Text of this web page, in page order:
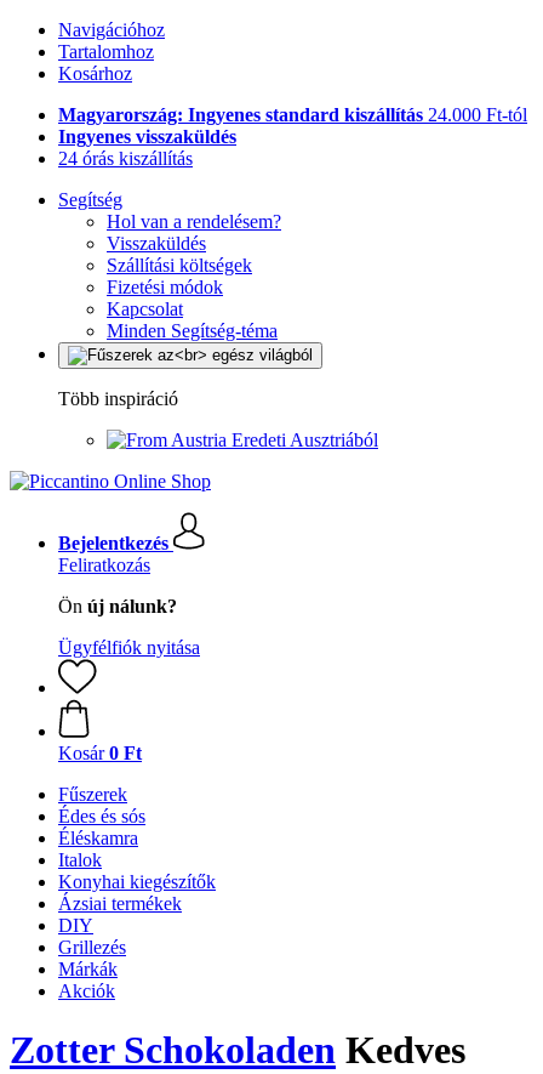
Navigációhoz
Tartalomhoz
Kosárhoz
Magyarország: Ingyenes standard kiszállítás 24.000 Ft-tól
Ingyenes visszaküldés
24 órás kiszállítás
Segítség
Hol van a rendelésem?
Visszaküldés
Szállítási költségek
Fizetési módok
Kapcsolat
Minden Segítség-téma
Több inspiráció
Eredeti Ausztriából
Bejelentkezés
Feliratkozás
Ön új nálunk?
Ügyfélfiók nyitása
Kosár 0 Ft
Fűszerek
Édes és sós
Éléskamra
Italok
Konyhai kiegészítők
Ázsiai termékek
DIY
Grillezés
Márkák
Akciók
Zotter Schokoladen Kedves